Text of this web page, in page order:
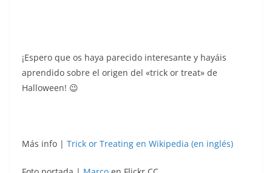
¡Espero que os haya parecido interesante y hayáis
aprendido sobre el origen del «trick or treat» de
Halloween! 😉
Más info | Trick or Treating en Wikipedia (en inglés)